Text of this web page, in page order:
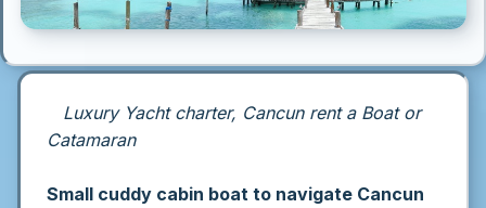
Luxury Yacht charter, Cancun rent a Boat or
Catamaran
Small cuddy cabin boat to navigate Cancun